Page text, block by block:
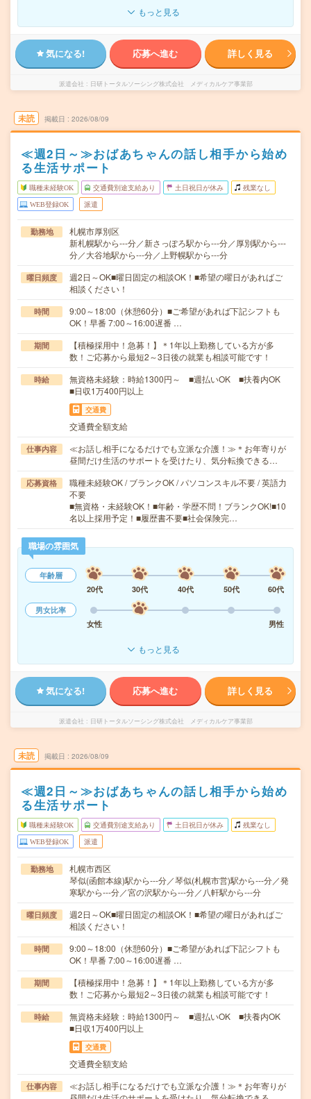
もっと見る
気になる! 応募へ進む 詳しく見る
派遣会社 日研トータルソーシング株式会社 メディカルケア事業部
未読 掲載日 2026/08/09
≪週2日～≫おばあちゃんの話し相手から始め
る生活サポート
職種未経験OK 交通費別途支給あり 土日祝日が休み 残業なし
WEB登録OK 派遣
勤務地
札幌市厚別区
新札幌駅から---分／新さっぽろ駅から---分／厚別駅から---
分／大谷地駅から---分／上野幌駅から---分
曜日頻度
週2日～OK■曜日固定の相談OK！■希望の曜日があればご
相談ください！
時間
9:00～18:00（休憩60分）■ご希望があれば下記シフトも
OK！早番 7:00～16:00遅番 …
期間
【積極採用中！急募！】＊1年以上勤務している方が多
数！ご応募から最短2～3日後の就業も相談可能です！
時給
無資格未経験：時給1300円～ ■週払いOK ■扶養内OK
■日収1万400円以上
交通費
交通費全額支給
仕事内容
≪お話し相手になるだけでも立派な介護！≫＊お年寄りが
昼間だけ生活のサポートを受けたり、気分転換できる…
応募資格
職種未経験OK / ブランクOK / パソコンスキル不要 / 英語力
不要
■無資格・未経験OK！■年齢・学歴不問！ブランクOK!■10
名以上採用予定！■履歴書不要■社会保険完…
職場の雰囲気
年齢層
20代
30代 40代 50代
60代
男女比率
女性
男性
もっと見る
気になる! 応募へ進む 詳しく見る
派遣会社 日研トータルソーシング株式会社 メディカルケア事業部
未読 掲載日 2026/08/09
≪週2日～≫おばあちゃんの話し相手から始め
る生活サポート
職種未経験OK 交通費別途支給あり 土日祝日が休み 残業なし
WEB登録OK 派遣
勤務地
札幌市西区
琴似(函館本線)駅から---分／琴似(札幌市営)駅から---分／発
寒駅から---分／宮の沢駅から---分／八軒駅から---分
曜日頻度
週2日～OK■曜日固定の相談OK！■希望の曜日があればご
相談ください！
時間
9:00～18:00（休憩60分）■ご希望があれば下記シフトも
OK！早番 7:00～16:00遅番 …
期間
【積極採用中！急募！】＊1年以上勤務している方が多
数！ご応募から最短2～3日後の就業も相談可能です！
時給
無資格未経験：時給1300円～ ■週払いOK ■扶養内OK
■日収1万400円以上
交通費
交通費全額支給
仕事内容
≪お話し相手になるだけでも立派な介護！≫＊お年寄りが